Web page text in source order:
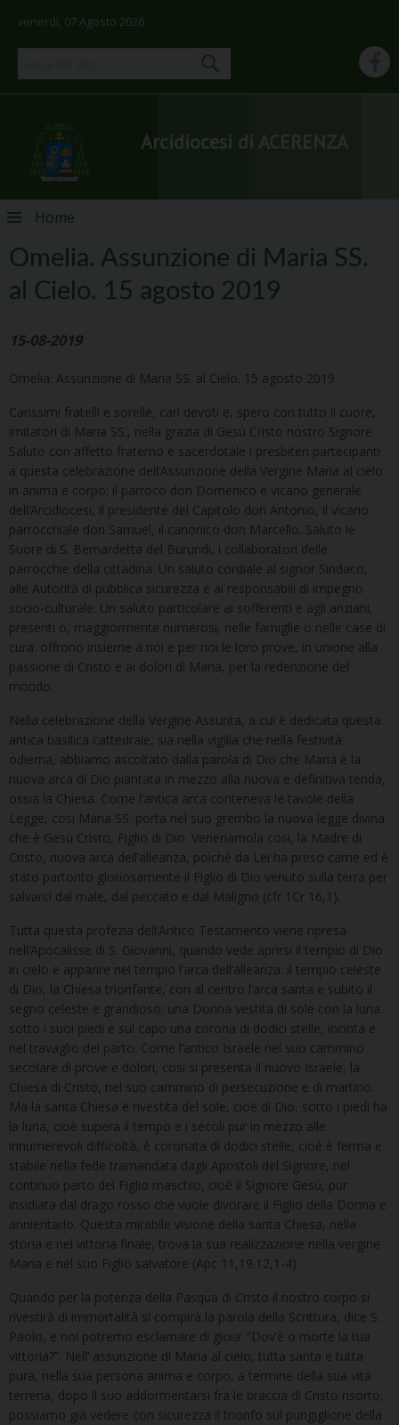
venerdì, 07 Agosto 2026
Arcidiocesi di ACERENZA
Skip
content
Home
Omelia. Assunzione di Maria SS.
al Cielo. 15 agosto 2019
15-08-2019
Omelia. Assunzione di Maria SS. al Cielo. 15 agosto 2019
Carissimi fratelli e sorelle, cari devoti e, spero con tutto il cuore,
imitatori di Maria SS., nella grazia di Gesù Cristo nostro Signore.
Saluto con affetto fraterno e sacerdotale i presbiteri partecipanti
a questa celebrazione dell’Assunzione della Vergine Maria al cielo
in anima e corpo: il parroco don Domenico e vicario generale
dell’Arcidiocesi, il presidente del Capitolo don Antonio, il vicario
parrocchiale don Samuel, il canonico don Marcello. Saluto le
Suore di S. Bernardetta del Burundi, i collaboratori delle
parrocchie della cittadina. Un saluto cordiale al signor Sindaco,
alle Autorità di pubblica sicurezza e ai responsabili di impegno
socio-culturale. Un saluto particolare ai sofferenti e agli anziani,
presenti o, maggiormente numerosi, nelle famiglie o nelle case di
cura: offrono insieme a noi e per noi le loro prove, in unione alla
passione di Cristo e ai dolori di Maria, per la redenzione del
mondo.
Nella celebrazione della Vergine Assunta, a cui è dedicata questa
antica basilica cattedrale, sia nella vigilia che nella festività
odierna, abbiamo ascoltato dalla parola di Dio che Maria è la
nuova arca di Dio piantata in mezzo alla nuova e definitiva tenda,
ossia la Chiesa. Come l’antica arca conteneva le tavole della
Legge, cosi Maria SS. porta nel suo grembo la nuova legge divina
che è Gesù Cristo, Figlio di Dio. Veneriamola cosi, la Madre di
Cristo, nuova arca dell’alleanza, poiché da Lei ha preso carne ed è
stato partorito gloriosamente il Figlio di Dio venuto sulla terra per
salvarci dal male, dal peccato e dal Maligno (cfr 1Cr 16,1).
Tutta questa profezia dell’Antico Testamento viene ripresa
nell’Apocalisse di S. Giovanni, quando vede aprirsi il tempio di Dio
in cielo e apparire nel tempio l’arca dell’alleanza: il tempio celeste
di Dio, la Chiesa trionfante, con al centro l’arca santa e subito il
segno celeste e grandioso: una Donna vestita di sole con la luna
sotto i suoi piedi e sul capo una corona di dodici stelle, incinta e
nel travaglio del parto. Come l’antico Israele nel suo cammino
secolare di prove e dolori, cosi si presenta il nuovo Israele, la
Chiesa di Cristo, nel suo cammino di persecuzione e di martirio.
Ma la santa Chiesa è rivestita del sole, cioè di Dio, sotto i piedi ha
la luna, cioè supera il tempo e i secoli pur in mezzo alle
innumerevoli difficoltà, è coronata di dodici stelle, cioè è ferma e
stabile nella fede tramandata dagli Apostoli del Signore, nel
continuo parto del Figlio maschio, cioè il Signore Gesù, pur
insidiata dal drago rosso che vuole divorare il Figlio della Donna e
annientarlo. Questa mirabile visione della santa Chiesa, nella
storia e nel vittoria finale, trova la sua realizzazione nella vergine
Maria e nel suo Figlio salvatore (Apc 11,19.12,1-4).
Quando per la potenza della Pasqua di Cristo il nostro corpo si
rivestirà di immortalità si compirà la parola della Scrittura, dice S.
Paolo, e noi potremo esclamare di gioia: “Dov’è o morte la tua
vittoria?”. Nell’ assunzione di Maria al cielo, tutta santa e tutta
pura, nella sua persona anima e corpo, a termine della sua vita
terrena, dopo il suo addormentarsi fra le braccia di Cristo risorto,
possiamo già vedere con sicurezza il trionfo sul pungiglione della